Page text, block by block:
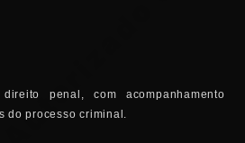
penal, com acompanhamento
do processo criminal.